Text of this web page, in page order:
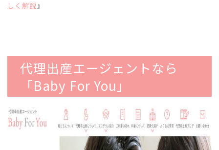
しく解説』
代理出産エージェントなら
「Baby For You」